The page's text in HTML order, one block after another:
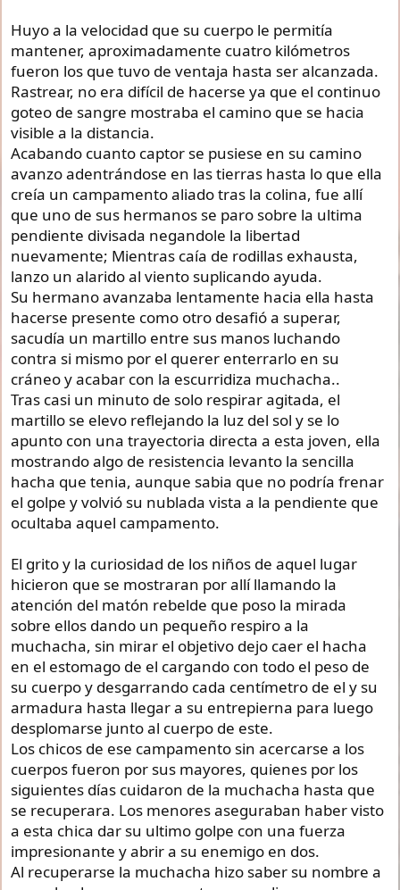
Huyo a la velocidad que su cuerpo le permitía
mantener, aproximadamente cuatro kilómetros
fueron los que tuvo de ventaja hasta ser alcanzada.
Rastrear, no era difícil de hacerse ya que el continuo
goteo de sangre mostraba el camino que se hacia
visible a la distancia.
Acabando cuanto captor se pusiese en su camino
avanzo adentrándose en las tierras hasta lo que ella
creía un campamento aliado tras la colina, fue allí
que uno de sus hermanos se paro sobre la ultima
pendiente divisada negandole la libertad
nuevamente; Mientras caía de rodillas exhausta,
lanzo un alarido al viento suplicando ayuda.
Su hermano avanzaba lentamente hacia ella hasta
hacerse presente como otro desafió a superar,
sacudía un martillo entre sus manos luchando
contra si mismo por el querer enterrarlo en su
cráneo y acabar con la escurridiza muchacha..
Tras casi un minuto de solo respirar agitada, el
martillo se elevo reflejando la luz del sol y se lo
apunto con una trayectoria directa a esta joven, ella
mostrando algo de resistencia levanto la sencilla
hacha que tenia, aunque sabia que no podría frenar
el golpe y volvió su nublada vista a la pendiente que
ocultaba aquel campamento.
El grito y la curiosidad de los niños de aquel lugar
hicieron que se mostraran por allí llamando la
atención del matón rebelde que poso la mirada
sobre ellos dando un pequeño respiro a la
muchacha, sin mirar el objetivo dejo caer el hacha
en el estomago de el cargando con todo el peso de
su cuerpo y desgarrando cada centímetro de el y su
armadura hasta llegar a su entrepierna para luego
desplomarse junto al cuerpo de este.
Los chicos de ese campamento sin acercarse a los
cuerpos fueron por sus mayores, quienes por los
siguientes días cuidaron de la muchacha hasta que
se recuperara. Los menores aseguraban haber visto
a esta chica dar su ultimo golpe con una fuerza
impresionante y abrir a su enemigo en dos.
Al recuperarse la muchacha hizo saber su nombre a